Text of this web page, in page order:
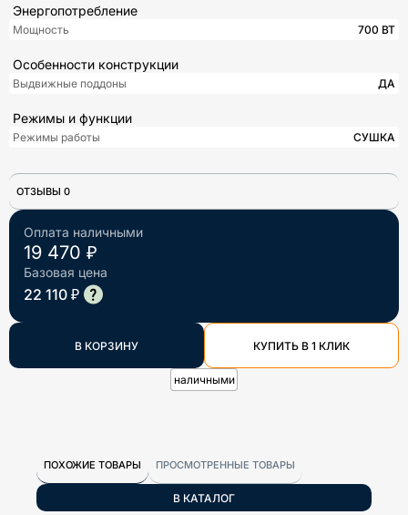
Оплата наличными
19 470 ₽
Базовая цена
22 110 ₽
В КОРЗИНУ КУПИТЬ В 1 КЛИК
наличными
Энергопотребление
Мощность 700 ВТ
Особенности конструкции
Выдвижные поддоны ДА
Режимы и функции
Режимы работы СУШКА
ОТЗЫВЫ 0
ПОХОЖИЕ ТОВАРЫ ПРОСМОТРЕННЫЕ ТОВАРЫ
В КАТАЛОГ